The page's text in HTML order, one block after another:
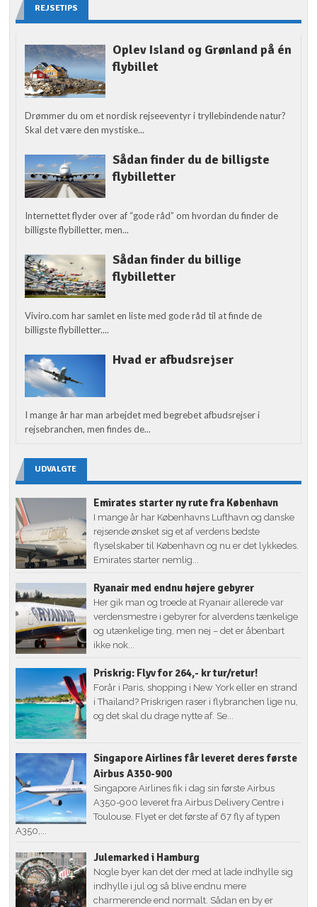
REJSETIPS
Oplev Island og Grønland på én
flybillet
Drømmer du om et nordisk rejseeventyr i tryllebindende natur?
Skal det være den mystiske...
Sådan finder du de billigste
flybilletter
Internettet flyder over af “gode råd” om hvordan du finder de
billigste flybilletter, men...
Sådan finder du billige
flybilletter
Viviro.com har samlet en liste med gode råd til at finde de
billigste flybilletter....
Hvad er afbudsrejser
I mange år har man arbejdet med begrebet afbudsrejser i
rejsebranchen, men findes de...
UDVALGTE
Emirates starter ny rute fra København
I mange år har Københavns Lufthavn og danske
rejsende ønsket sig et af verdens bedste
flyselskaber til København og nu er det lykkedes.
Emirates starter nemlig...
Ryanair med endnu højere gebyrer
Her gik man og troede at Ryanair allerede var
verdensmestre i gebyrer for alverdens tænkelige
og utænkelige ting, men nej – det er åbenbart
ikke nok...
Priskrig: Flyv for 264,- kr tur/retur!
Forår i Paris, shopping i New York eller en strand
i Thailand? Priskrigen raser i flybranchen lige nu,
og det skal du drage nytte af. Se...
Singapore Airlines får leveret deres første
Airbus A350-900
Singapore Airlines fik i dag sin første Airbus
A350-900 leveret fra Airbus Delivery Centre i
Toulouse. Flyet er det første af 67 fly af typen
A350,...
Julemarked i Hamburg
Nogle byer kan det der med at lade indhylle sig
indhylle i jul og så blive endnu mere
charmerende end normalt. Sådan en by er